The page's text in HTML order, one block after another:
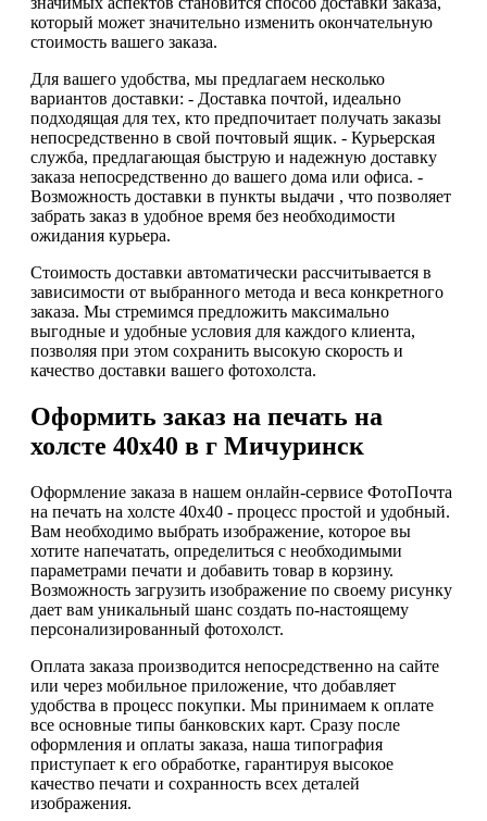
который может значительно изменить окончательную
стоимость вашего заказа.
Для вашего удобства, мы предлагаем несколько
вариантов доставки: - Доставка почтой, идеально
подходящая для тех, кто предпочитает получать заказы
непосредственно в свой почтовый ящик. - Курьерская
служба, предлагающая быструю и надежную доставку
заказа непосредственно до вашего дома или офиса. -
Возможность доставки в пункты выдачи , что позволяет
забрать заказ в удобное время без необходимости
ожидания курьера.
Стоимость доставки автоматически рассчитывается в
зависимости от выбранного метода и веса конкретного
заказа. Мы стремимся предложить максимально
выгодные и удобные условия для каждого клиента,
позволяя при этом сохранить высокую скорость и
качество доставки вашего фотохолста.
Оформить заказ на печать на
холсте 40х40 в г Мичуринск
Оформление заказа в нашем онлайн-сервисе ФотоПочта
на печать на холсте 40x40 - процесс простой и удобный.
Вам необходимо выбрать изображение, которое вы
хотите напечатать, определиться с необходимыми
параметрами печати и добавить товар в корзину.
Возможность загрузить изображение по своему рисунку
дает вам уникальный шанс создать по-настоящему
персонализированный фотохолст.
Оплата заказа производится непосредственно на сайте
или через мобильное приложение, что добавляет
удобства в процесс покупки. Мы принимаем к оплате
все основные типы банковских карт. Сразу после
оформления и оплаты заказа, наша типография
приступает к его обработке, гарантируя высокое
качество печати и сохранность всех деталей
изображения.